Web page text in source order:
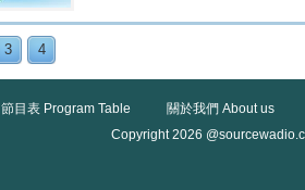
3 4
節目表 Program Table
關於我們 About us
Copyright 2026